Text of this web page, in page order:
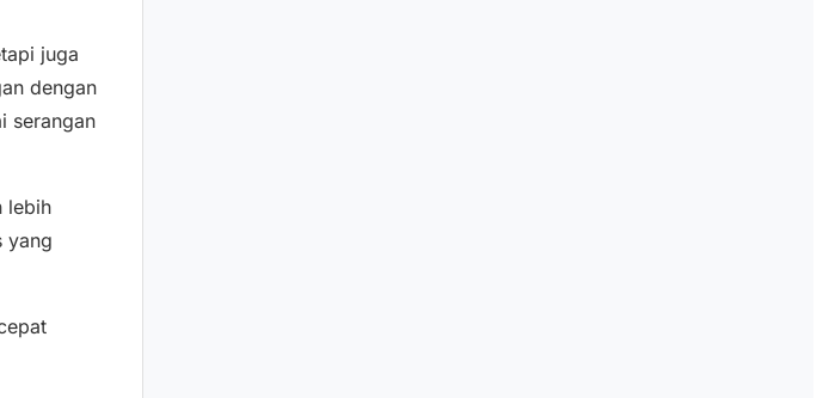
juga
dengan
serangan
lebih
yang